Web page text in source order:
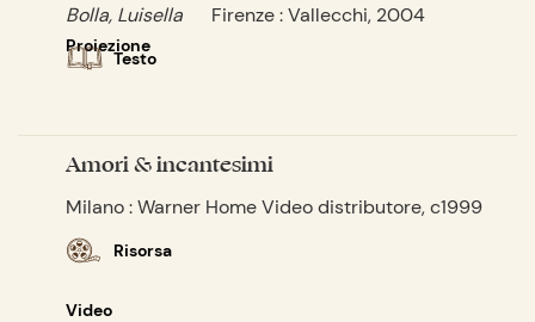
Proiezione
Bolla, Luisella Firenze : Vallecchi, 2004
Testo
Amori & incantesimi
Milano : Warner Home Video distributore, c1999
Risorsa
Video